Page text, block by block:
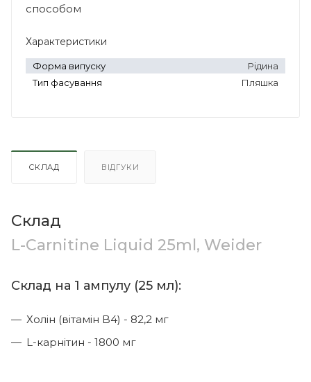
способом
Характеристики
Форма випуску
Рідина
Тип фасування
Пляшка
СКЛАД ВІДГУКИ
Склад
L-Carnitine Liquid 25ml, Weider
Склад на 1 ампулу (25 мл):
Холін (вітамін B4) - 82,2 мг
L-карнітин - 1800 мг